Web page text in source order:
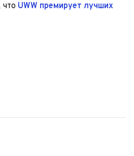
что UWW премирует лучших